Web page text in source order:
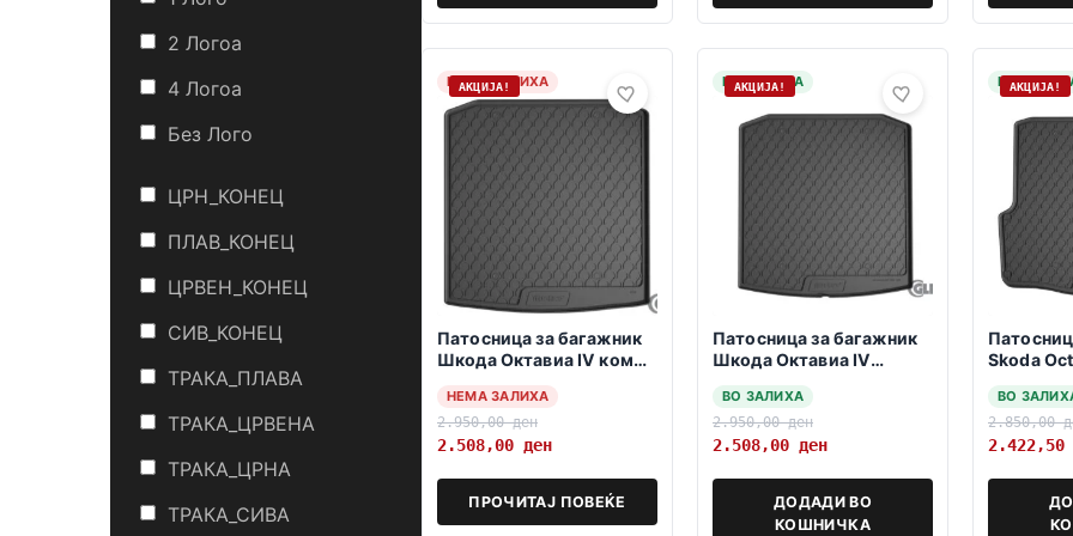
2 Логоa
4 Логоa
Без Лого
ЦРН_КОНЕЦ
ПЛАВ_КОНЕЦ
ЦРВЕН_КОНЕЦ
СИВ_КОНЕЦ
ТРАКА_ПЛАВА
ТРАКА_ЦРВЕНА
ТРАКА_ЦРНА
ТРАКА_СИВА
НЕМА ЗАЛИХА
АКЦИЈА!
Патосница за багажник
Шкода Oктавиа IV комби
НЕМА ЗАЛИХА
2.950,00ден
2.508,00 ден
ПРОЧИТАЈ ПОВЕЌЕ
НА ЗАЛИХА
АКЦИЈА!
Патосница за багажник
Шкода Oктавиа IV
Долна положба
ВО ЗАЛИХА
2.950,00ден
2.508,00 ден
ДОДАДИ ВО
КОШНИЧКА
НААКЦИЈА!
Skoda
ВО
2.850,00
2.422,50